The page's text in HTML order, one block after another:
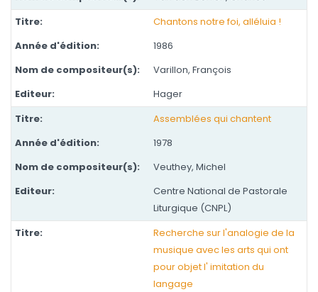
Chantons notre foi, alléluia !
1986
Varillon, François
Hager
Assemblées qui chantent
1978
Veuthey, Michel
Centre National de Pastorale
Liturgique (CNPL)
Recherche sur l'analogie de la
musique avec les arts qui ont
pour objet l' imitation du
langage